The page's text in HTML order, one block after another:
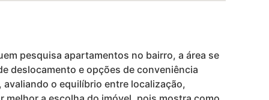
pesquisa apartamentos no bairro, a área se
deslocamento e opções de conveniência
o equilíbrio entre localização,